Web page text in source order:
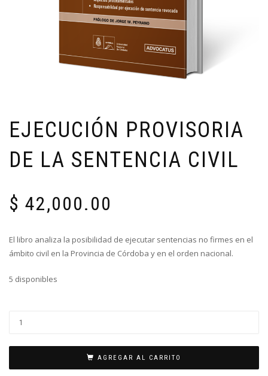
EJECUCIÓN PROVISORIA
DE LA SENTENCIA CIVIL
$ 42,000.00
El libro analiza la posibilidad de ejecutar sentencias no firmes en el
ámbito civil en la Provincia de Córdoba y en el orden nacional.
5 disponibles
AGREGAR AL CARRITO